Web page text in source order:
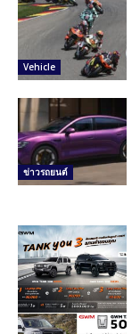
Vehicle
ข่าวรถยนต์